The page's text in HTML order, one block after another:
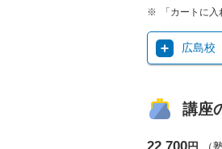
「カートに
広島校
講座